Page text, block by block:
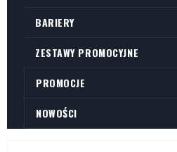
BARIERY
ZESTAWY PROMOCYJNE
PROMOCJE
NOWOŚCI